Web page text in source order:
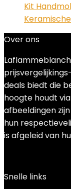
Kit
Over ons
deals biedt die
hoogte houdt
afbeeldingen
hun
is afgeleid van
Snelle links